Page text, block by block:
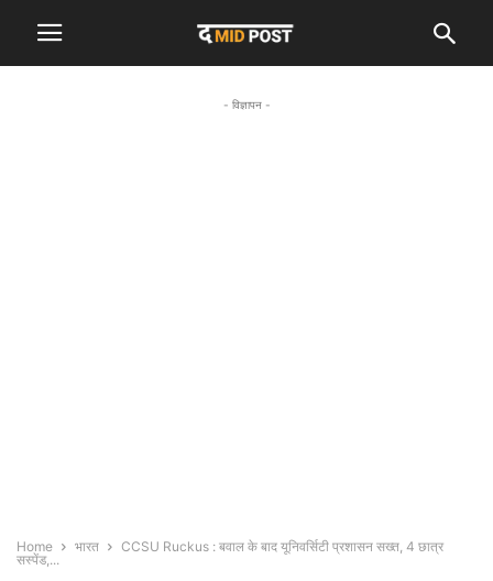
- विज्ञापन -
Home भारत
CCSU Ruckus : बवाल के बाद यूनिवर्सिटी प्रशासन सख्त, 4 छात्र
सस्पेंड,...